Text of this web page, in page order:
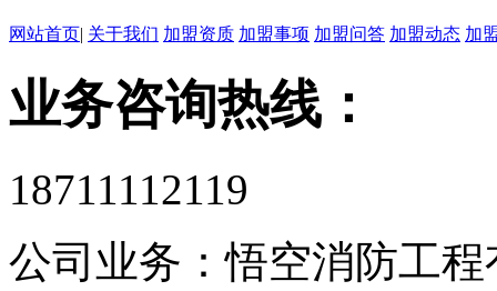
网站首页| 关于我们 加盟资质 加盟事项 加盟问答 加盟动态 加
业务咨询热线：
18711112119
公司业务：悟空消防工